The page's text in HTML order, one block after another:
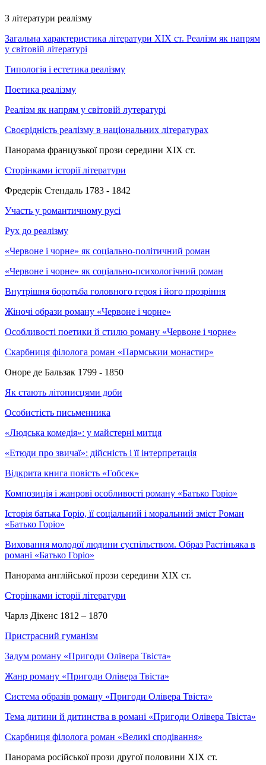
З літератури реалізму
Загальна характеристика літератури ХІХ ст. Реалізм як напрям
у світовій літературі
Типологія і естетика реалізму
Поетика реалізму
Реалізм як напрям у світовій лутературі
Своєрідність реалізму в національних літературах
Панорама французької прози середини ХІХ ст.
Сторінками історії літератури
Фредерік Стендаль 1783 - 1842
Участь у романтичному русі
Рух до реалізму
«Червоне і чорне» як соціально-політичний роман
«Червоне і чорне» як соціально-психологічний роман
Внутрішня боротьба головного героя і його прозріння
Жіночі образи роману «Червоне і чорне»
Особливості поетики й стилю роману «Червоне і чорне»
Скарбниця філолога роман «Пармськии монастир»
Оноре де Бальзак 1799 - 1850
Як стають літописцями доби
Особистість письменника
«Людська комедія»: у майстерні митця
«Етюди про звичаї»: дійсність і її інтерпретація
Відкрита книга повість «Гобсек»
Композиція і жанрові особливості роману «Батько Горіо»
Історія батька Горіо, її соціальний і моральний зміст Роман
«Батько Горіо»
Виховання молодої людини суспільством. Образ Растіньяка в
романі «Батько Горіо»
Панорама англійської прози середини XIX ст.
Сторінками історії літератури
Чарлз Дікенс 1812 – 1870
Пристрасний гуманізм
Задум роману «Пригоди Олівера Твіста»
Жанр роману «Пригоди Олівера Твіста»
Система образів роману «Пригоди Олівера Твіста»
Тема дитини й дитинства в романі «Пригоди Олівера Твіста»
Скарбниця філолога роман «Великі сподівання»
Панорама російської прози другої половини ХІХ ст.